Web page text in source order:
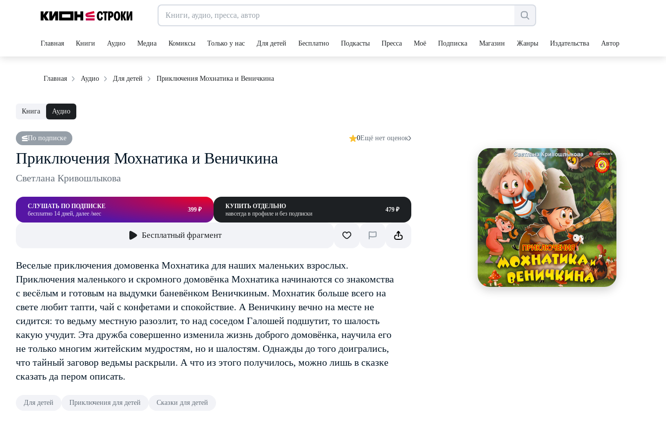
Главная Книги Аудио Медиа Комиксы Только у нас Для детей Бесплатно Подкасты Пресса Моё Подписка Магазин Жанры Издательства Авторы
Главная Аудио Для детей Приключения Мохнатика и Веничкина
Книга Аудио
По подписке 0Ещё нет оценок
Приключения Мохнатика и Веничкина
Светлана Кривошлыкова
СЛУШАТЬ ПО ПОДПИСКЕ
бесплатно 14 дней, далее /мес
399 ₽
КУПИТЬ ОТДЕЛЬНО
навсегда в профиле и без подписки
479 ₽
Бесплатный фрагмент
Веселые приключения домовенка Мохнатика для наших маленьких взрослых.
Приключения маленького и скромного домовёнка Мохнатика начинаются со знакомства
с весёлым и готовым на выдумки баневёнком Веничкиным. Мохнатик больше всего на
свете любит тапти, чай с конфетами и спокойствие. А Веничкину вечно на месте не
сидится: то ведьму местную разозлит, то над соседом Галошей подшутит, то шалость
какую учудит. Эта дружба совершенно изменила жизнь доброго домовёнка, научила его
не только многим житейским мудростям, но и шалостям. Однажды до того доигрались,
что тайный заговор ведьмы раскрыли. А что из этого получилось, можно лишь в сказке
сказать да пером описать.
Для детей Приключения для детей Сказки для детей